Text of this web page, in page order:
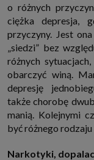
1. Jeśli zawieramy
zapewniającej Ci
w oparciu o treść
Twoje dane w
2. Zapewnianie
konta nie loguje
statystycznych,
wygody
również
interesujesz się
innych stronach
dotyczącą
przetwarzanie
interesów.
3. Za Twoją
o różnych
ciężka depresja,
przyczyny. Jest
„siedzi” bez
różnych
obarczyć winą.
depresję
także chorobę
manią. Kolejnymi
być różnego
Narkotyki,